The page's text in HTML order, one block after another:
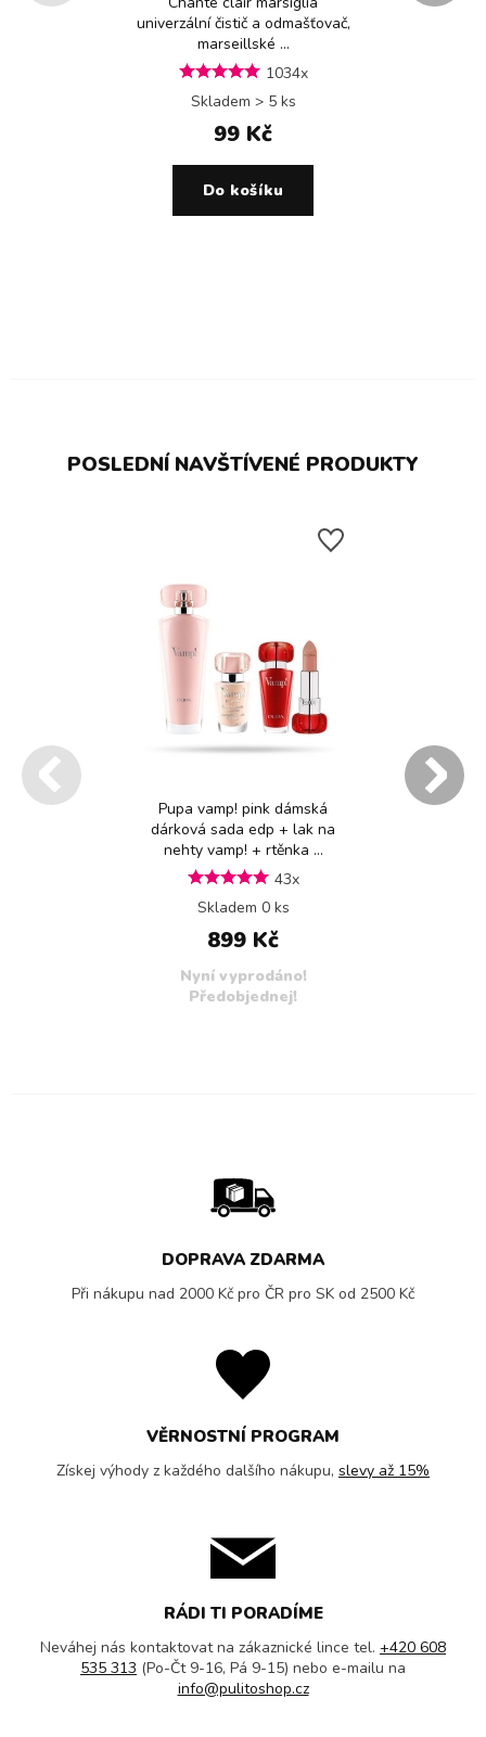
univerzální čistič a odmašťovač,
marseillské ...
1034x
Skladem > 5 ks
99 Kč
Do košíku
POSLEDNÍ NAVŠTÍVENÉ PRODUKTY
Pupa vamp! pink dámská
dárková sada edp + lak na
nehty vamp! + rtěnka ...
43x
Skladem 0 ks
899 Kč
Nyní vyprodáno!
Předobjednej!
DOPRAVA ZDARMA
Při nákupu nad 2000 Kč pro ČR pro SK od 2500 Kč
VĚRNOSTNÍ PROGRAM
Získej výhody z každého dalšího nákupu, slevy až 15%
RÁDI TI PORADÍME
Neváhej nás kontaktovat na zákaznické lince tel. +420 608
535 313 (Po-Čt 9-16, Pá 9-15) nebo e-mailu na
info@pulitoshop.cz